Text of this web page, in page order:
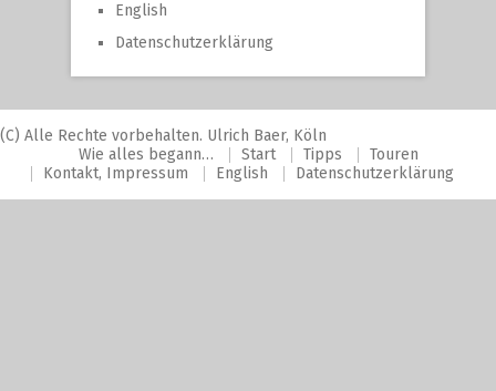
English
Datenschutzerklärung
(C) Alle Rechte vorbehalten. Ulrich Baer, Köln
Wie alles begann…
Start Tipps
Touren
Kontakt, Impressum
English Datenschutzerklärung